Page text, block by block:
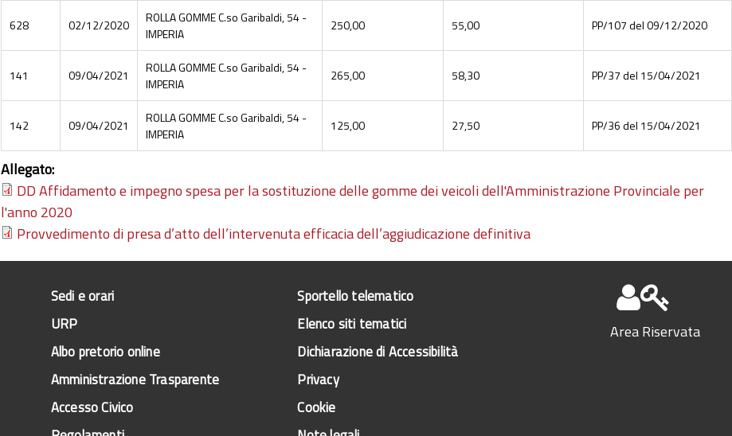
628 02/12/2020
ROLLA GOMME C.so Garibaldi, 54 -
IMPERIA
250,00 55,00 PP/107 del 09/12/2020
141 09/04/2021
ROLLA GOMME C.so Garibaldi, 54 -
IMPERIA
265,00 58,30 PP/37 del 15/04/2021
142 09/04/2021
ROLLA GOMME C.so Garibaldi, 54 -
IMPERIA
125,00 27,50 PP/36 del 15/04/2021
Allegato:
DD Affidamento e impegno spesa per la sostituzione delle gomme dei veicoli dell'Amministrazione Provinciale per
l'anno 2020
Provvedimento di presa d’atto dell’intervenuta efficacia dell’aggiudicazione definitiva
Sedi e orari
URP
Albo pretorio online
Amministrazione Trasparente
Accesso Civico
Sportello telematico
Elenco siti tematici
Dichiarazione di Accessibilità
Privacy
Cookie
Area Riservata